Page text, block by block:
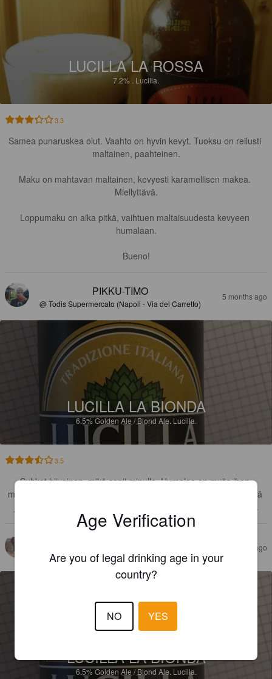
LUCILLA LA ROSSA
7.2% . Lucilla.
3.3
Samea punaruskea olut. Vaahto on hyvin kevyt. Tuoksu on reilusti
maltainen, paahteinen.
Maku on mahtavan maltainen, kevyesti karamellisen makea.
Miellyttävä.
Loppumaku on aika pitkä, vaihtuen maltaisuudesta kevyeen
humalaan.
Bueno!
PIKKU-TIMO
@ Todis Supermercato (Napoli - Via del Carretto)
5 months ago
LUCILLA LA BIONDA
6.5%Golden Ale / Blond Ale. Lucilla.
3.5
Suhkot hiivainen, mikä sopii minulle. Humalaa on myös ihan
mukavasti golden aleen ja lisäksi löydettävissä on hieman greippiä
ja sitruunaa, ehkä hyvin hennosti taustalla omenaa ja banaania.
10 months ago
LUCILLA LA BIONDA
6.5%Golden Ale / Blond Ale. Lucilla.
Age Verification
Are you of legal drinking age in your
country?
NO YES